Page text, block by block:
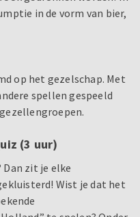
in de vorm van bier,
op het gezelschap. Met
spellen gespeeld
(3 uur)
zit je elke
Wist je dat het